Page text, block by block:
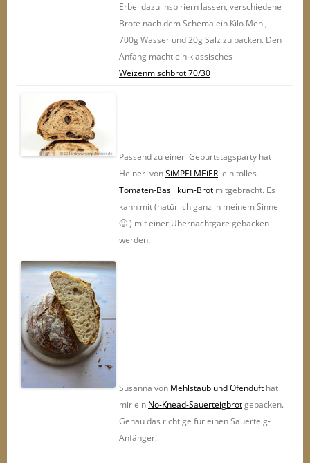
Erbel dazu inspiriern lassen, verschiedene
Brote nach dem Schema ein Kilo Mehl,
700g Wasser und 20g Salz zu backen. Den
Anfang macht ein klassisches
Weizenmischbrot 70/30
Passend zu einer Geburtstagsparty hat
Heiner vonSiMPELMEiER ein tolles
Tomaten-Basilikum-Brot mitgebracht. Es
kann mit (natürlich ganz in meinem Sinne
🙂 ) mit einer Übernachtgare gebacken
werden.
Susanna von Mehlstaub und Ofenduft hat
mir ein No-Knead-Sauerteigbrotgebacken.
Genau das richtige für einen Sauerteig-
Anfänger!